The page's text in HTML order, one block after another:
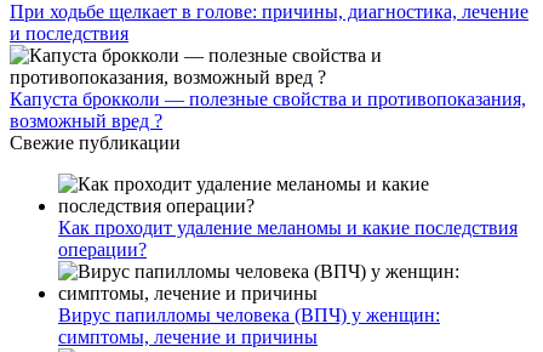
При ходьбе щелкает в голове: причины, диагностика, лечение
и последствия
Капуста брокколи — полезные свойства и противопоказания,
возможный вред ?
Свежие публикации
Как проходит удаление меланомы и какие последствия
операции?
Вирус папилломы человека (ВПЧ) у женщин:
симптомы, лечение и причины